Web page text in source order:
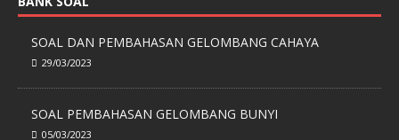
SOAL DAN PEMBAHASAN GELOMBANG CAHAYA
29/03/2023
SOAL PEMBAHASAN GELOMBANG BUNYI
05/03/2023